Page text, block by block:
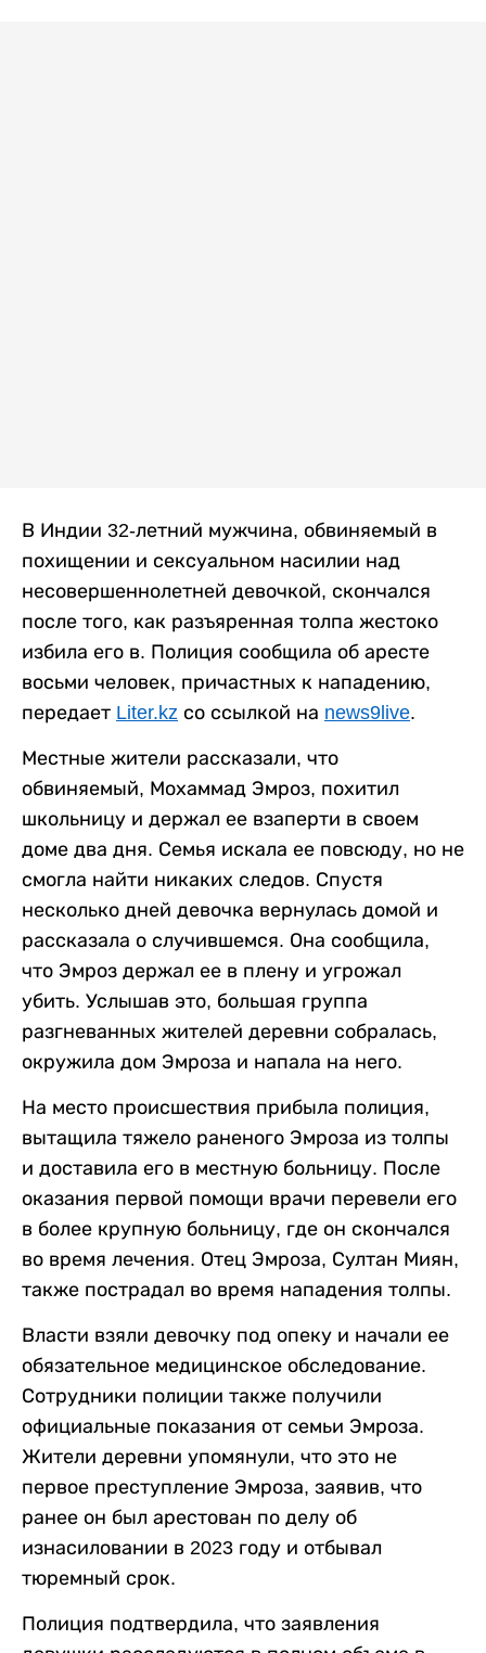
В Индии 32-летний мужчина, обвиняемый в
похищении и сексуальном насилии над
несовершеннолетней девочкой, скончался
после того, как разъяренная толпа жестоко
избила его в. Полиция сообщила об аресте
восьми человек, причастных к нападению,
передает Liter.kz со ссылкой на news9live.
Местные жители рассказали, что
обвиняемый, Мохаммад Эмроз, похитил
школьницу и держал ее взаперти в своем
доме два дня. Семья искала ее повсюду, но не
смогла найти никаких следов. Спустя
несколько дней девочка вернулась домой и
рассказала о случившемся. Она сообщила,
что Эмроз держал ее в плену и угрожал
убить. Услышав это, большая группа
разгневанных жителей деревни собралась,
окружила дом Эмроза и напала на него.
На место происшествия прибыла полиция,
вытащила тяжело раненого Эмроза из толпы
и доставила его в местную больницу. После
оказания первой помощи врачи перевели его
в более крупную больницу, где он скончался
во время лечения. Отец Эмроза, Султан Миян,
также пострадал во время нападения толпы.
Власти взяли девочку под опеку и начали ее
обязательное медицинское обследование.
Сотрудники полиции также получили
официальные показания от семьи Эмроза.
Жители деревни упомянули, что это не
первое преступление Эмроза, заявив, что
ранее он был арестован по делу об
изнасиловании в 2023 году и отбывал
тюремный срок.
Полиция подтвердила, что заявления